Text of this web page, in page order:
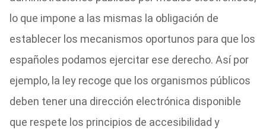
lo que impone a las mismas la obligación de
establecer los mecanismos oportunos para que los
españoles podamos ejercitar ese derecho. Así por
ejemplo, la ley recoge que los organismos públicos
deben tener una dirección electrónica disponible
que respete los principios de accesibilidad y